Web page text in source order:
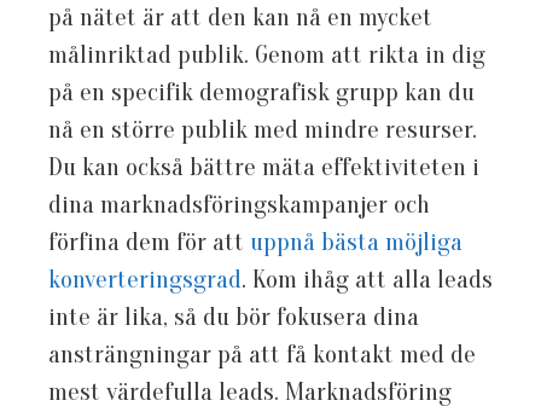
på nätet är att den kan nå en mycket
målinriktad publik. Genom att rikta in dig
på en specifik demografisk grupp kan du
nå en större publik med mindre resurser.
Du kan också bättre mäta effektiviteten i
dina marknadsföringskampanjer och
förfina dem för att uppnå bästa möjliga
konverteringsgrad. Kom ihåg att alla leads
inte är lika, så du bör fokusera dina
ansträngningar på att få kontakt med de
mest värdefulla leads. Marknadsföring